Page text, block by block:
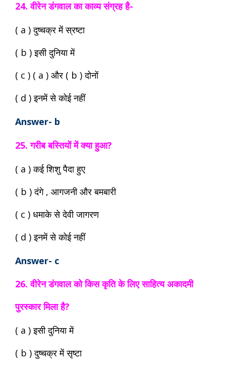
24. वीरेन डंगवाल का काव्य संग्रह है-
( a ) दुष्चक्र में स्रष्टा
( b ) इसी दुनिया में
( c ) ( a ) और ( b ) दोनों
( d ) इनमें से कोई नहीं
Answer- b
25. गरीब बस्तियों में क्या हुआ?
( a ) कई शिशु पैदा हुए
( b ) दंगे , आगजनी और बमबारी
( c ) धमाके से देवी जागरण
( d ) इनमें से कोई नहीं
Answer- c
26. वीरेन डंगवाल को किस कृति के लिए साहित्य अकादमी
पुरस्कार मिला है?
( a ) इसी दुनिया में
( b ) दुष्चक्र में सृष्टा